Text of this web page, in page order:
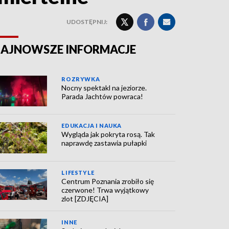
UDOSTĘPNIJ:
INFORMACJE
ROZRYWKA
Nocny spektakl na jeziorze.
Parada Jachtów powraca!
EDUKACJA I NAUKA
Wygląda jak pokryta rosą. Tak
naprawdę zastawia pułapki
LIFESTYLE
Centrum Poznania zrobiło się
czerwone! Trwa wyjątkowy
zlot [ZDJĘCIA]
INNE